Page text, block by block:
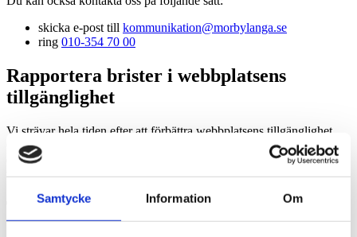
Samtycke Information Om
skicka e-post till kommunikation@morbylanga.se
ring 010-354 70 00
Rapportera brister i webbplatsens
tillgänglighet
Vi strävar hela tiden efter att förbättra webbplatsens tillgänglighet.
Om du upptäcker problem som inte är beskrivna på den här sidan,
eller om du anser att vi inte uppfyller lagens krav,
meddela ossså att
vi får veta att problemet finns.
Tillsyn